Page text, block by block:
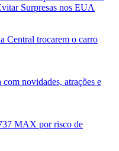
Surpresas nos EUA
Central trocarem o carro
novidades, atrações e
MAX por risco de